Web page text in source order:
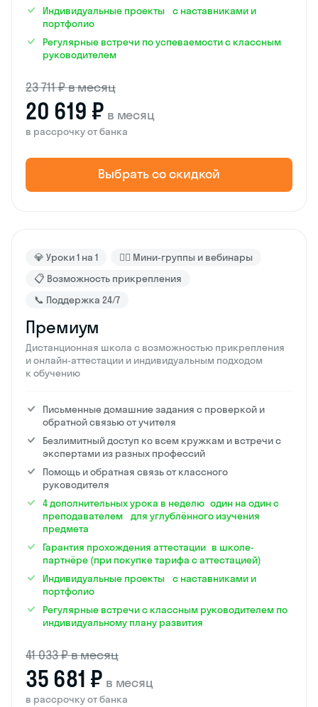
Индивидуальные проекты с наставниками и
портфолио
Регулярные встречи по успеваемости с классным
руководителем
23 711 ₽ в месяц
20 619 ₽ в месяц
в рассрочку от банка
Выбрать со скидкой
💎 Уроки 1 на 1
🙋‍♂️ Мини-группы и вебинары
📋 Возможность прикрепления
📞 Поддержка 24/7
Премиум
Дистанционная школа с возможностью прикрепления
и онлайн-аттестации и индивидуальным подходом
к обучению
Письменные домашние задания с проверкой и
обратной связью от учителя
Безлимитный доступ ко всем кружкам и встречи с
экспертами из разных профессий
Помощь и обратная связь от классного
руководителя
4 дополнительных урока в неделю один на один с
преподавателем для углублённого изучения
предмета
Гарантия прохождения аттестации в школе-
партнёре (при покупке тарифа с аттестацией)
Индивидуальные проекты с наставниками и
портфолио
Регулярные встречи с классным руководителем по
индивидуальному плану развития
41 033 ₽ в месяц
35 681 ₽ в месяц
в рассрочку от банка